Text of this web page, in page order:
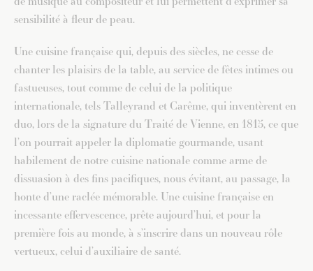
sensibilité à fleur de peau.
Une cuisine française qui, depuis des siècles, ne cesse de
chanter les plaisirs de la table, au service de fêtes intimes ou
fastueuses, tout comme de celui de la politique
internationale, tels Talleyrand et Carême, qui inventèrent en
duo, lors de la signature du Traité de Vienne, en 1815, ce que
l’on pourrait appeler la diplomatie gourmande, usant
habilement de notre cuisine nationale comme arme de
dissuasion à des fins pacifiques, nous évitant, au passage, la
honte d’une raclée mémorable. Une cuisine française en
incessante effervescence, prête aujourd’hui, et pour la
première fois au monde, à s’inscrire dans un nouveau rôle
vertueux, celui d’auxiliaire de santé.